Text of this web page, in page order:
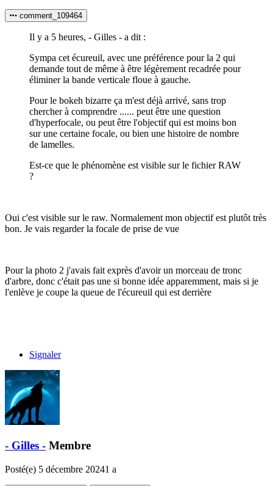
comment_109464
Il y a 5 heures, - Gilles - a dit :
Sympa cet écureuil, avec une préférence pour la 2 qui
demande tout de même à être légèrement recadrée pour
éliminer la bande verticale floue à gauche.
Pour le bokeh bizarre ça m'est déjà arrivé, sans trop
chercher à comprendre ...... peut être une question
d'hyperfocale, ou peut être l'objectif qui est moins bon
sur une certaine focale, ou bien une histoire de nombre
de lamelles.
Est-ce que le phénomène est visible sur le fichier RAW
?
Oui c'est visible sur le raw. Normalement mon objectif est plutôt très
bon. Je vais regarder la focale de prise de vue
Pour la photo 2 j'avais fait exprès d'avoir un morceau de tronc
d'arbre, donc c'était pas une si bonne idée apparemment, mais si je
l'enlève je coupe la queue de l'écureuil qui est derrière
Signaler
- Gilles - Membre
Posté(e) 5 décembre 20241 a